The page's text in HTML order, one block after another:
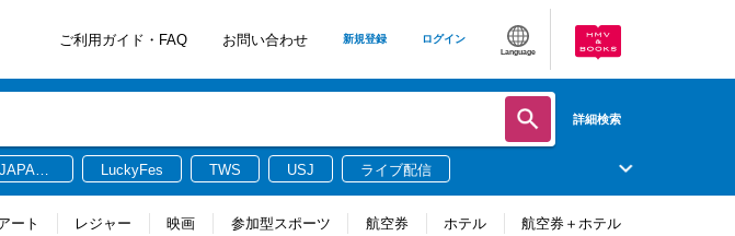
ご利用ガイド・FAQ お問い合わせ 新規登録 ログイン
Language
詳細検索
LuckyFes TWS USJ ライブ配信
ート レジャー 映画 参加型スポーツ 航空券 ホテル 航空券＋ホテル